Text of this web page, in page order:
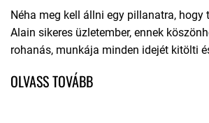
Néha meg kell állni egy pillanatra, hogy
Alain sikeres üzletember, ennek
rohanás, munkája minden idejét kitölti